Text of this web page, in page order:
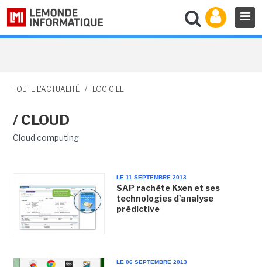
TOUTE L'ACTUALITÉ / LOGICIEL
/ CLOUD
Cloud computing
LE 11 SEPTEMBRE 2013
SAP rachète Kxen et ses
technologies d'analyse
prédictive
LE 06 SEPTEMBRE 2013